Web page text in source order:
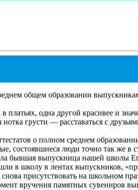
общем образовании
одна другой красивее и
грусти — расставаться с
о полном среднем
состоявшиеся люди точно так же в
бывшая выпускница нашей школы
в школу в лентах выпускников,
присутствовать на школьном
вручения памятных сувениров